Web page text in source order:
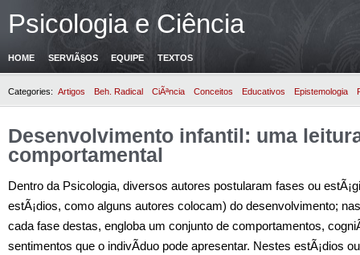
Psicologia e Ciência
HOME SERVIÃ§OS EQUIPE TEXTOS
Categories: Artigos Beh. Radical CiÃªncia Conceitos Educativos Epistemologia
Desenvolvimento infantil: uma
comportamental
Dentro da Psicologia, diversos autores postularam fases ou
estÃ¡dios, como alguns autores colocam) do desenvolvimento;
cada fase destas, engloba um conjunto de comportamentos,
sentimentos que o indivÃ­duo pode apresentar. Nestes estÃ¡dios